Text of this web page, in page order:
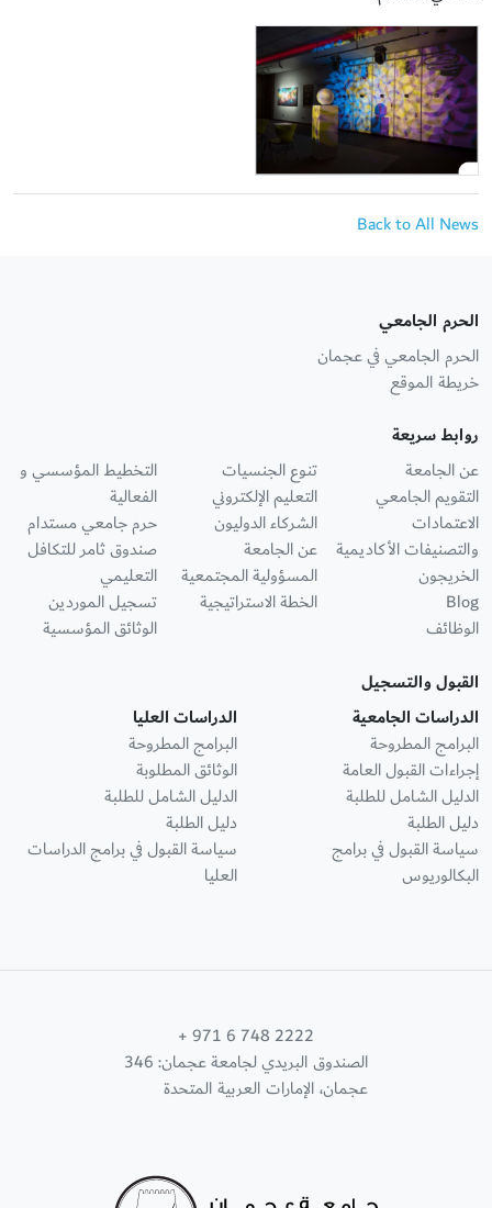
Back to All News
الحرم الجامعي
الحرم الجامعي في عجمان
خريطة الموقع
روابط سريعة
عن الجامعة
التقويم الجامعي
الاعتمادات
والتصنيفات الأكاديمية
الخريجون
Blog
الوظائف
تنوع الجنسيات
التعليم الإلكتروني
الشركاء الدوليون
عن الجامعة
المسؤولية المجتمعية
الخطة الاستراتيجية
التخطيط المؤسسي و
الفعالية
حرم جامعي مستدام
صندوق ثامر للتكافل
التعليمي
تسجيل الموردين
الوثائق المؤسسية
القبول والتسجيل
الدراسات الجامعية
البرامج المطروحة
إجراءات القبول العامة
الدليل الشامل للطلبة
دليل الطلبة
سياسة القبول في برامج
البكالوريوس
الدراسات العليا
البرامج المطروحة
الوثائق المطلوبة
الدليل الشامل للطلبة
دليل الطلبة
سياسة القبول في برامج الدراسات
العليا
+ 971 6 748 2222
الصندوق البريدي لجامعة عجمان: 346
عجمان، الإمارات العربية المتحدة